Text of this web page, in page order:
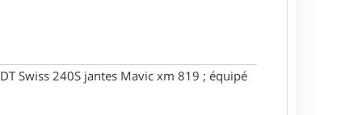
Swiss 240S jantes Mavic xm 819 ; équipé